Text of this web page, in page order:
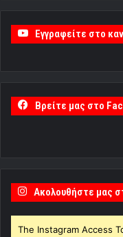
Εγγραφείτε στο
Βρείτε μας στο
Ακολουθήστε μας
The Instagram Access